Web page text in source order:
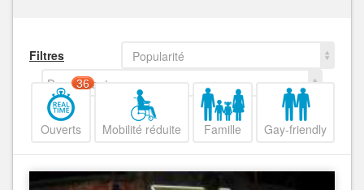
Filtres
Popularité
Decroissant
Ouverts
36
Mobilité réduite Famille Gay-friendly